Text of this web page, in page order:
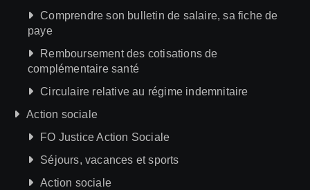
Comprendre son bulletin de salaire, sa fiche de
paye
Remboursement des cotisations de
complémentaire santé
Circulaire relative au régime indemnitaire
Action sociale
FO Justice Action Sociale
Séjours, vacances et sports
Action sociale